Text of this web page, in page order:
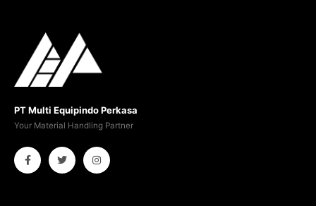
PT Multi Equipindo Perkasa
Your Material Handling Partner